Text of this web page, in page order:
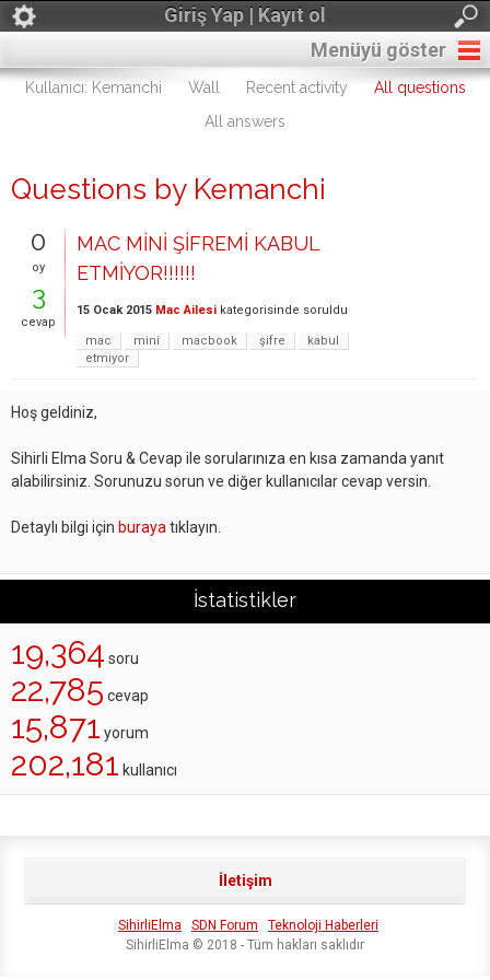
Giriş Yap | Kayıt ol
Menüyü göster
Kullanıcı: Kemanchi Wall Recent activity
All questions
All answers
Questions by Kemanchi
0
oy
3
cevap
MAC MİNİ ŞİFREMİ KABUL
ETMİYOR!!!!!!
15 Ocak 2015 Mac Ailesi kategorisinde soruldu
mac mini macbook şifre
kabul
etmiyor
Hoş geldiniz,
Sihirli Elma Soru & Cevap ile sorularınıza en kısa zamanda yanıt
alabilirsiniz. Sorunuzu sorun ve diğer kullanıcılar cevap versin.
Detaylı bilgi için buraya tıklayın.
İstatistikler
19,364 soru
22,785 cevap
15,871 yorum
202,181 kullanıcı
İletişim
SihirliElma SDN Forum
Teknoloji Haberleri
SihirliElma © 2018 - Tüm hakları saklıdır